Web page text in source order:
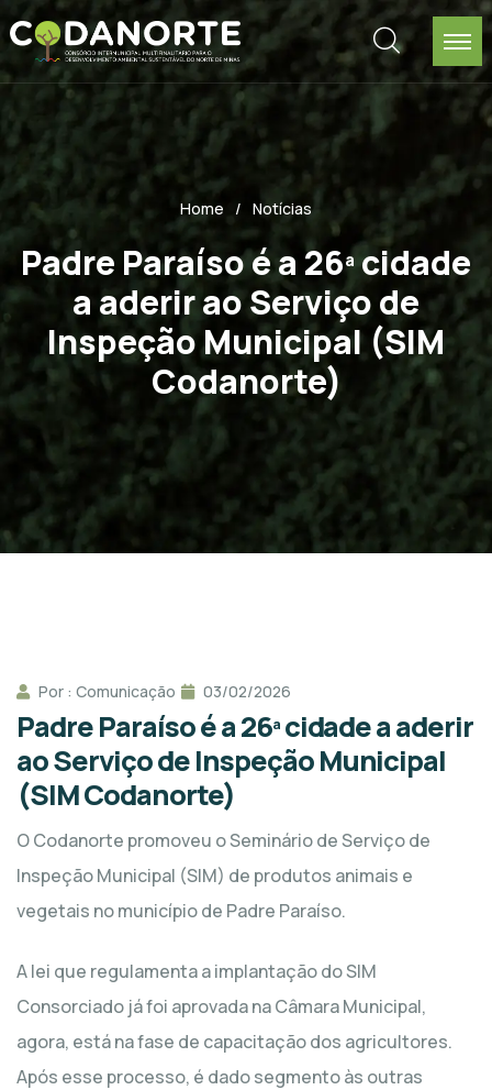
Home Notícias
Padre Paraíso é a 26ª cidade
a aderir ao Serviço de
Inspeção Municipal (SIM
Codanorte)
Por : Comunicação 03/02/2026
Padre Paraíso é a 26ª cidade a aderir
ao Serviço de Inspeção Municipal
(SIM Codanorte)
O Codanorte promoveu o Seminário de Serviço de
Inspeção Municipal (SIM) de produtos animais e
vegetais no município de Padre Paraíso.
A lei que regulamenta a implantação do SIM
Consorciado já foi aprovada na Câmara Municipal,
agora, está na fase de capacitação dos agricultores.
Após esse processo, é dado segmento às outras